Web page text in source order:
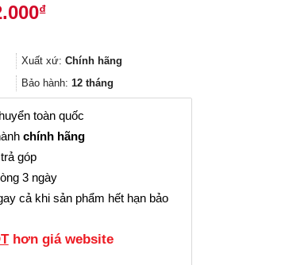
₫Giá
là:
102.000₫.
Xuất xứ: Chính hãng
Bảo hành: 12 tháng
toàn quốc
chính hãng
góp
3 ngày
cả khi sản phẩm hết hạn bảo
hơn giá website